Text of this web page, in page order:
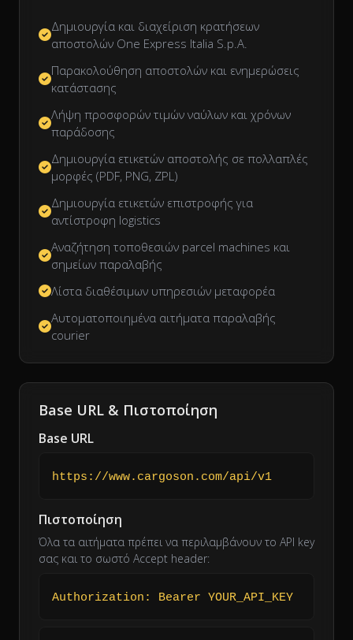
Δημιουργία και διαχείριση κρατήσεων
αποστολών One Express Italia S.p.A.
Παρακολούθηση αποστολών και ενημερώσεις
κατάστασης
Λήψη προσφορών τιμών ναύλων και χρόνων
παράδοσης
Δημιουργία ετικετών αποστολής σε πολλαπλές
μορφές (PDF, PNG, ZPL)
Δημιουργία ετικετών επιστροφής για
αντίστροφη logistics
Αναζήτηση τοποθεσιών parcel machines και
σημείων παραλαβής
Λίστα διαθέσιμων υπηρεσιών μεταφορέα
Αυτοματοποιημένα αιτήματα παραλαβής
courier
Base URL & Πιστοποίηση
Base URL
https://www.cargoson.com/api/v1
Πιστοποίηση
Όλα τα αιτήματα πρέπει να περιλαμβάνουν το API key
σας και το σωστό Accept header:
Authorization: Bearer YOUR_API_KEY